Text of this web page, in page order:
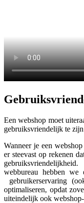
Een webshop moet
gebruiksvriendelijk te
Wanneer je een
er steevast op rekenen
webbureau hebben
gebruikerservaring
optimaliseren, opdat
uiteindelijk ook